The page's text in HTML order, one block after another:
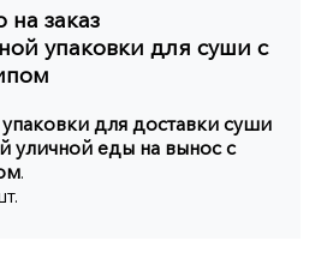
на заказ
упаковки для суши с
упаковки для доставки суши
уличной еды на вынос с
.